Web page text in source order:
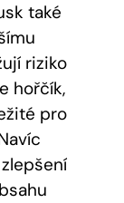
také
riziko
hořčík,
pro⁤